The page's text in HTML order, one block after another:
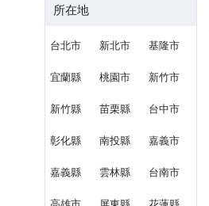
所在地
台北市 新北市 基隆市
宜蘭縣 桃園市 新竹市
新竹縣 苗栗縣 台中市
彰化縣 南投縣 嘉義市
嘉義縣 雲林縣 台南市